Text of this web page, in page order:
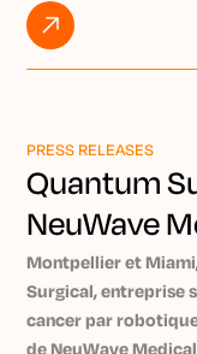
plateforme
traitement précoce
000 nouveaux cas
et intelligence
robotique Epione,
tumeurs. Epione
tumorales
insérées à travers la
Epione permet aux
inopérables ou
PRESS RELEASES
Quantum
NeuWave
Montpellier et
Surgical, entreprise
cancer par